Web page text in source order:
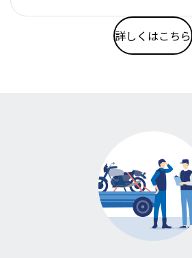
詳しくはこちら